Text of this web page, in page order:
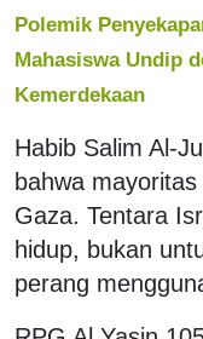
Polemik
Mahasiswa Undip
Kemerdekaan
Habib Salim Al-
bahwa
Gaza. Tentara
hidup, bukan
perang